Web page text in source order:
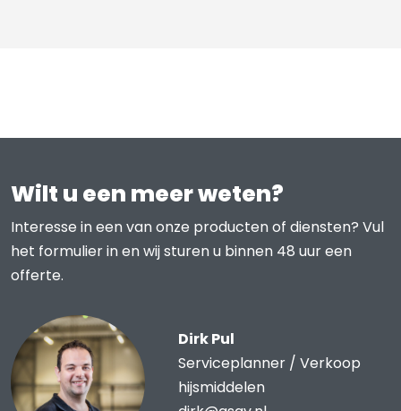
Wilt u een meer weten?
Interesse in een van onze producten of diensten? Vul
het formulier in en wij sturen u binnen 48 uur een
offerte.
Dirk Pul
Serviceplanner / Verkoop
hijsmiddelen